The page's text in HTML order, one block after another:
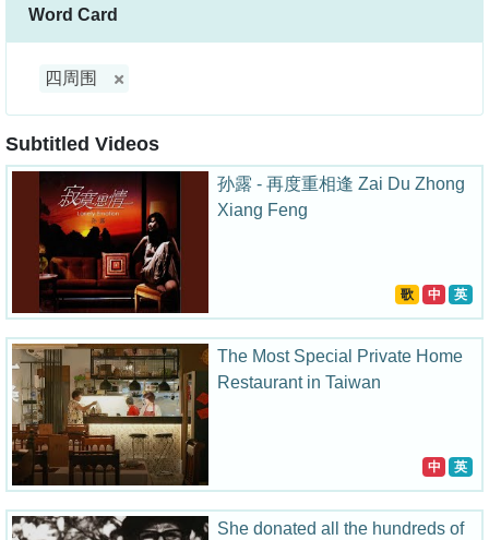
Word Card
四周围
Subtitled Videos
孙露 - 再度重相逢 Zai Du Zhong
Xiang Feng
歌 中 英
The Most Special Private Home
Restaurant in Taiwan
中 英
She donated all the hundreds of